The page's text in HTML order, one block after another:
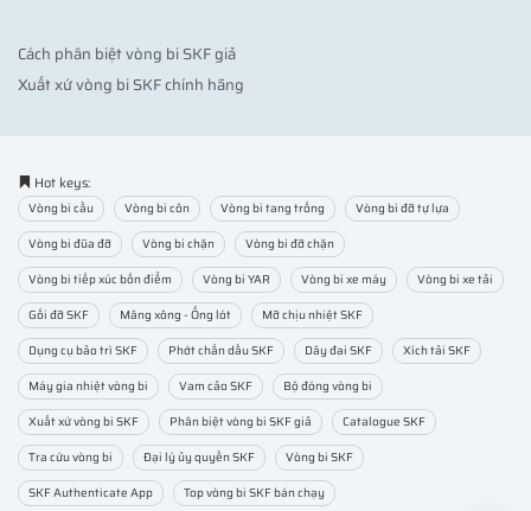
Cách phân biệt vòng bi SKF giả
Xuất xứ vòng bi SKF chính hãng
Hot keys:
Vòng bi cầu Vòng bi côn Vòng bi tang trống
Vòng bi đỡ tự lựa
Vòng bi đũa đỡ
Vòng bi chặn
Vòng bi đỡ chặn
Vòng bi tiếp xúc bốn điểm
Vòng bi YAR Vòng bi xe máy
Vòng bi xe tải
Gối đỡ SKF
Măng xông - Ống lót
Mỡ chịu nhiệt SKF
Dụng cụ bảo trì SKF
Phớt chắn dầu SKF Dây đai SKF
Xích tải SKF
Máy gia nhiệt vòng bi
Vam cảo SKF
Bộ đóng vòng bi
Xuất xứ vòng bi SKF
Phân biệt vòng bi SKF giả
Catalogue SKF
Tra cứu vòng bi
Đại lý ủy quyền SKF
Vòng bi SKF
SKF Authenticate App
Top vòng bi SKF bán chạy